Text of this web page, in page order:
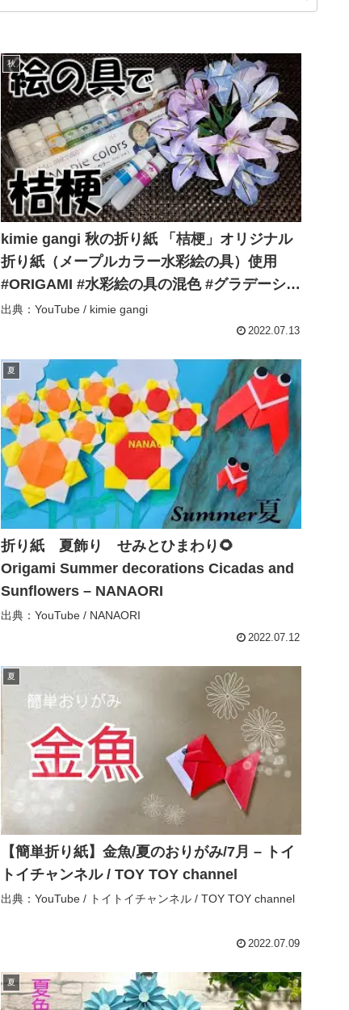
秋
kimie gangi 秋の折り紙 「桔梗」オリジナル
折り紙（メープルカラー水彩絵の具）使用
#ORIGAMI #水彩絵の具の混色 #グラデーショ
ン折り紙 #手作り折り紙 – kimie gangi
出典：YouTube / kimie gangi
2022.07.13
夏
折り紙 夏飾り せみとひまわり🌻
Origami Summer decorations Cicadas and
Sunflowers – NANAORI
出典：YouTube / NANAORI
2022.07.12
夏
【簡単折り紙】金魚/夏のおりがみ/7月 – トイ
トイチャンネル / TOY TOY channel
出典：YouTube / トイトイチャンネル / TOY TOY channel
2022.07.09
夏